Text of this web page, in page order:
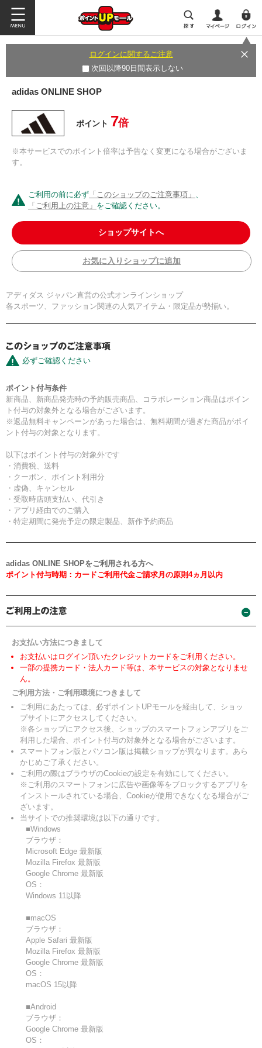
ログインに関するご注意
次回以降90日間表示しない
adidas ONLINE SHOP
ポイント 7倍
※本サービスでのポイント倍率は予告なく変更になる場合がございま
す。
ご利用の前に必ず 「このショップのご注意事項」 、
「ご利用上の注意」 をご確認ください。
ショップサイトへ
お気に入りショップに追加
アディダス ジャパン直営の公式オンラインショップ
各スポーツ、ファッション関連の人気アイテム・限定品が勢揃い。
必ずご確認ください
ポイント付与条件
新商品、新商品発売時の予約販売商品、コラボレーション商品はポイン
ト付与の対象外となる場合がございます。
※返品無料キャンペーンがあった場合は、無料期間が過ぎた商品がポイ
ント付与の対象となります。
以下はポイント付与の対象外です
・消費税、送料
・クーポン、ポイント利用分
・虚偽、キャンセル
・受取時店頭支払い、代引き
・アプリ経由でのご購入
・特定期間に発売予定の限定製品、新作予約商品
adidas ONLINE SHOPをご利用される方へ
ポイント付与時期：カードご利用代金ご請求月の原則4ヵ月以内
お支払い方法につきまして
お支払いはログイン頂いたクレジットカードをご利用ください。
一部の提携カード・法人カード等は、本サービスの対象となりませ
ん。
ご利用方法・ご利用環境につきまして
ご利用にあたっては、必ずポイントUPモールを経由して、ショッ
プサイトにアクセスしてください。
※各ショップにアクセス後、ショップのスマートフォンアプリをご
利用した場合、ポイント付与の対象外となる場合がございます。
スマートフォン版とパソコン版は掲載ショップが異なります。あら
かじめご了承ください。
ご利用の際はブラウザのCookieの設定を有効にしてください。
※ご利用のスマートフォンに広告や画像等をブロックするアプリを
インストールされている場合、Cookieが使用できなくなる場合がご
ざいます。
当サイトでの推奨環境は以下の通りです。
■Windows
ブラウザ：
Microsoft Edge 最新版
Mozilla Firefox 最新版
Google Chrome 最新版
OS：
Windows 11以降
■macOS
ブラウザ：
Apple Safari 最新版
Mozilla Firefox 最新版
Google Chrome 最新版
OS：
macOS 15以降
■Android
ブラウザ：
Google Chrome 最新版
OS：